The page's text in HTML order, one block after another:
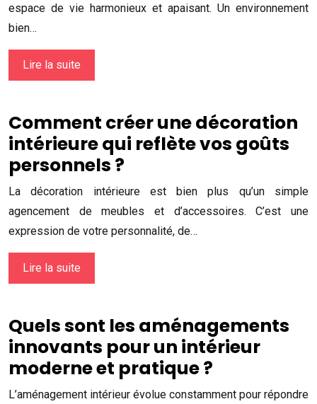
espace de vie harmonieux et apaisant. Un environnement
bien…
Lire la suite
Comment créer une décoration
intérieure qui reflète vos goûts
personnels ?
La décoration intérieure est bien plus qu’un simple
agencement de meubles et d’accessoires. C’est une
expression de votre personnalité, de…
Lire la suite
Quels sont les aménagements
innovants pour un intérieur
moderne et pratique ?
L’aménagement intérieur évolue constamment pour répondre